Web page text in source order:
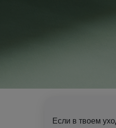
Если в твоем